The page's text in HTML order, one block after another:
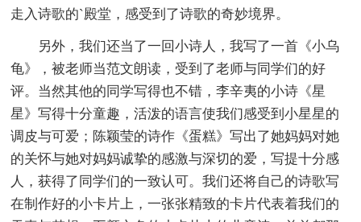
走入诗歌的`殿堂，感受到了诗歌的奇妙境界。
另外，我们还当了一回小诗人，我写了一首《小乌
龟》，被老师当范文朗读，受到了老师与同学们的好
评。当然其他的同学写得也不错，李辛夷的小诗《星
星》写得十分童趣，活泼的语言使我们感受到小星星的
调皮与可爱；陈颖莹的诗作《蛋糕》写出了她妈妈对她
的关怀与她对妈妈诚挚的感激与深切的爱，写提十分感
人，获得了同学们的一致认可。我们还将自己的诗歌写
在制作好的小卡片上，一张张精致的卡片代表着我们的